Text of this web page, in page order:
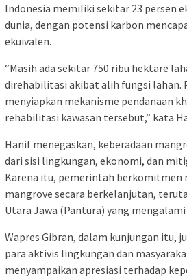
Indonesia memiliki sekitar 23 persen
dunia, dengan potensi karbon
ekuivalen.
“Masih ada sekitar 750 ribu hektare
direhabilitasi akibat alih fungsi lahan.
menyiapkan mekanisme pendanaan
rehabilitasi kawasan tersebut,” kata
Hanif menegaskan, keberadaan
dari sisi lingkungan, ekonomi, dan
Karena itu, pemerintah berkomitmen
mangrove secara berkelanjutan,
Utara Jawa (Pantura) yang mengalami
Wapres Gibran, dalam kunjungan itu,
para aktivis lingkungan dan
menyampaikan apresiasi terhadap